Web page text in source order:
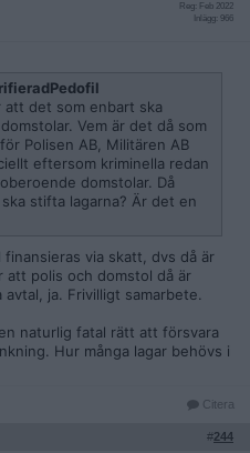
Reg: Feb 2022
Inlägg: 966
att det som enbart ska
Vem är det då som
Polisen AB, Militären AB
eftersom kriminella redan
domstolar. Då
stifta lagarna? Är det en
via skatt, dvs då är
polis och domstol då är
ja. Frivilligt samarbete.
naturlig fatal rätt att försvara
Hur många lagar behövs i
Citera
#244